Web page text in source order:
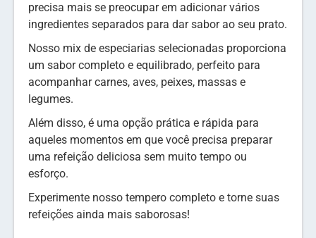
precisa mais se preocupar em adicionar vários
ingredientes separados para dar sabor ao seu prato.
Nosso mix de especiarias selecionadas proporciona
um sabor completo e equilibrado, perfeito para
acompanhar carnes, aves, peixes, massas e
legumes.
Além disso, é uma opção prática e rápida para
aqueles momentos em que você precisa preparar
uma refeição deliciosa sem muito tempo ou
esforço.
Experimente nosso tempero completo e torne suas
refeições ainda mais saborosas!